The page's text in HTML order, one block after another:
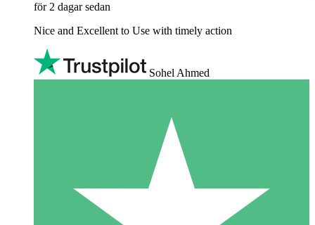
för 2 dagar sedan
Nice and Excellent to Use with timely action
Sohel Ahmed